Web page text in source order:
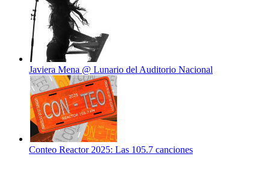
Javiera Mena @ Lunario del Auditorio Nacional
Conteo Reactor 2025: Las 105.7 canciones